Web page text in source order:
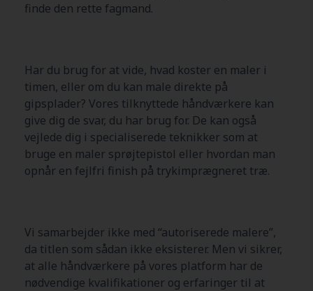
finde den rette fagmand.
Har du brug for at vide, hvad koster en maler i
timen, eller om du kan male direkte på
gipsplader? Vores tilknyttede håndværkere kan
give dig de svar, du har brug for. De kan også
vejlede dig i specialiserede teknikker som at
bruge en maler sprøjtepistol eller hvordan man
opnår en fejlfri finish på trykimprægneret træ.
Vi samarbejder ikke med “autoriserede malere”,
da titlen som sådan ikke eksisterer. Men vi sikrer,
at alle håndværkere på vores platform har de
nødvendige kvalifikationer og erfaringer til at